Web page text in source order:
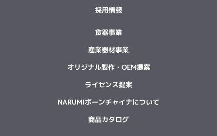
採用情報
食器事業
産業器材事業
オリジナル製作・OEM提案
ライセンス提案
NARUMIボーンチャイナについて
商品カタログ